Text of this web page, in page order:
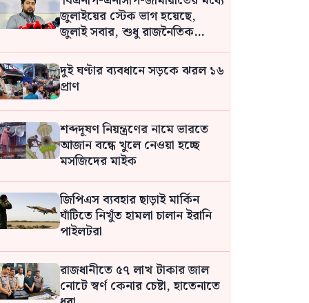
জুলাইয়ের স্টেক ভাগ হয়েছে,
জুলাই সবার, শুধু রাজনৈতিক
দলের নয়’: নাহিদ
দুই ঘণ্টার ব্যবধানে সড়কে ঝরল ১৬
প্রাণ
শব্দদূষণ নিয়ন্ত্রণের নামে ভারতে
আজান বন্ধে খুলে নেওয়া হচ্ছে
মসজিদের মাইক
জিপিএস ব্যবহার ছাড়াই মার্কিন
ঘাঁটিতে নিখুঁত হামলা চালান ইরানি
পাইলটরা
রাজধানীতে ৫৭ লাখ টাকার জাল
নোটে স্বর্ণ কেনার চেষ্টা, হাতেনাতে